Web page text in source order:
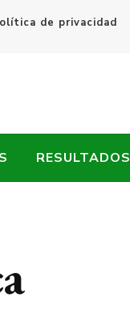
de privacidad
RESULTADOS